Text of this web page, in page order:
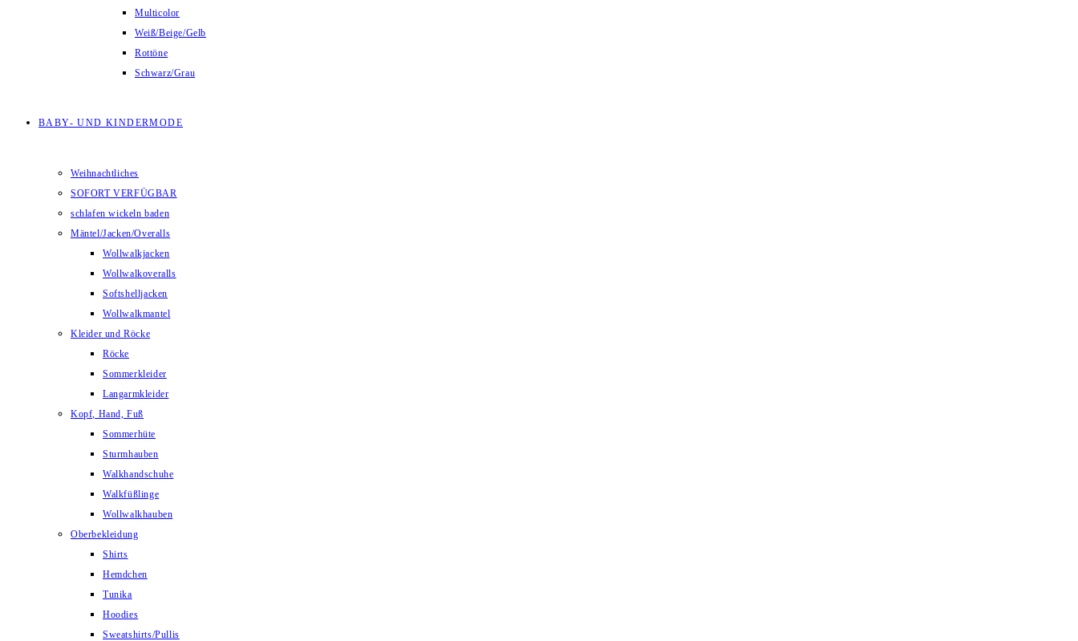
Multicolor
Weiß/Beige/Gelb
Rottöne
Schwarz/Grau
BABY- UND KINDERMODE
Weihnachtliches
SOFORT VERFÜGBAR
schlafen wickeln baden
Mäntel/Jacken/Overalls
Wollwalkjacken
Wollwalkoveralls
Softshelljacken
Wollwalkmantel
Kleider und Röcke
Röcke
Sommerkleider
Langarmkleider
Kopf, Hand, Fuß
Sommerhüte
Sturmhauben
Walkhandschuhe
Walkfüßlinge
Wollwalkhauben
Oberbekleidung
Shirts
Hemdchen
Tunika
Hoodies
Sweatshirts/Pullis